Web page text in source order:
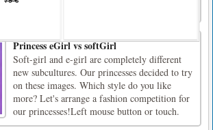
Princess eGirl vs softGirl
Soft-girl and e-girl are completely different
new subcultures. Our princesses decided to try
on these images. Which style do you like
more? Let's arrange a fashion competition for
our princesses!Left mouse button or touch.